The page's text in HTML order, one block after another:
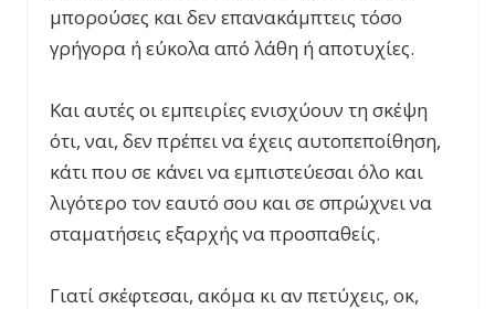
μπορούσες και δεν επανακάμπτεις τόσο
γρήγορα ή εύκολα από λάθη ή αποτυχίες.
Και αυτές οι εμπειρίες ενισχύουν τη σκέψη
ότι, ναι, δεν πρέπει να έχεις αυτοπεποίθηση,
κάτι που σε κάνει να εμπιστεύεσαι όλο και
λιγότερο τον εαυτό σου και σε σπρώχνει να
σταματήσεις εξαρχής να προσπαθείς.
Γιατί σκέφτεσαι, ακόμα κι αν πετύχεις, οκ,